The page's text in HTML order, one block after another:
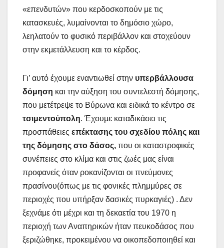
«επενδυτών» που κερδοσκοπούν με τις
κατασκευές, λυμαίνονται το δημόσιο χώρο,
λεηλατούν το φυσικό περιβάλλον και στοχεύουν
στην εκμετάλλευση και το κέρδος.
Γι’ αυτό έχουμε εναντιωθεί στην υπερβάλλουσα
δόμηση και την αύξηση του συντελεστή δόμησης,
που μετέτρεψε το Βύρωνα και ειδικά το κέντρο σε
τσιμεντούπολη. Έχουμε καταδικάσει τις
προσπάθειες επέκτασης του σχεδίου πόλης και
της δόμησης στο δάσος, που οι καταστροφικές
συνέπειες στο κλίμα και στις ζωές μας είναι
προφανείς όταν ροκανίζονται οι πνεύμονες
πρασίνου(όπως με τις φονικές πλημμύρες σε
περιοχές που υπήρξαν δασικές πυρκαγιές) . Δεν
ξεχνάμε ότι μέχρι και τη δεκαετία του 1970 η
περιοχή των Αναπηρικών ήταν πευκοδάσος που
ξεριζώθηκε, προκειμένου να οικοπεδοποιηθεί και